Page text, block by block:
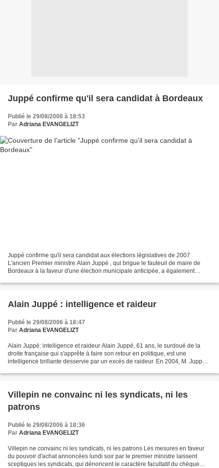
Juppé confirme qu'il sera candidat à Bordeaux
Publié le 29/08/2006 à 18:53
Par Adriana EVANGELIZT
Juppé confirme qu'il sera candidat aux élections législatives de 2007
L'ancien Premier ministre Alain Juppé , qui brigue le fauteuil de maire de
Bordeaux à la faveur d'une élection municipale anticipée, a également
Alain Juppé : intelligence et raideur
Publié le 29/08/2006 à 18:47
Par Adriana EVANGELIZT
Alain Juppé: intelligence et raideur Alain Juppé, 61 ans, le surdoué de la
droite française qui s'apprête à faire son retour en politique, est une
intelligence brillante desservie par un excès de raideur. En 2004, M. Juppé
Villepin ne convainc ni les syndicats, ni les
patrons
Publié le 29/08/2006 à 18:36
Par Adriana EVANGELIZT
Villepin ne convainc ni les syndicats, ni les patrons Les mesures en faveur
du pouvoir d'achat annoncées lundi soir par le premier ministre laissent
sceptiques les syndicats, qui dénoncent le caractère facultatif du chèque